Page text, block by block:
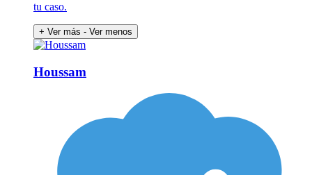
tu caso.
+ Ver más - Ver menos
Houssam